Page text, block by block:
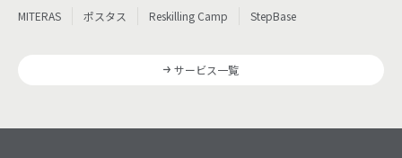
MITERAS
ポスタス Reskilling Camp StepBase
サービス一覧